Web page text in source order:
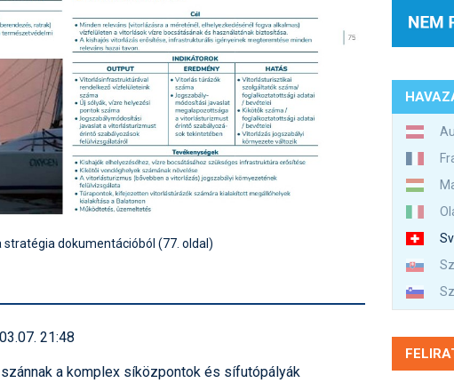
stratégia dokumentációból (77. oldal)
21:48
a komplex síközpontok és sífutópályák